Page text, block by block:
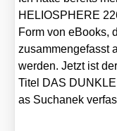
HELIOSPHERE
Form von eBooks,
zusam­men­ge­fasst
wer­den. Jetzt ist
Titel DAS
as Sucha­nek